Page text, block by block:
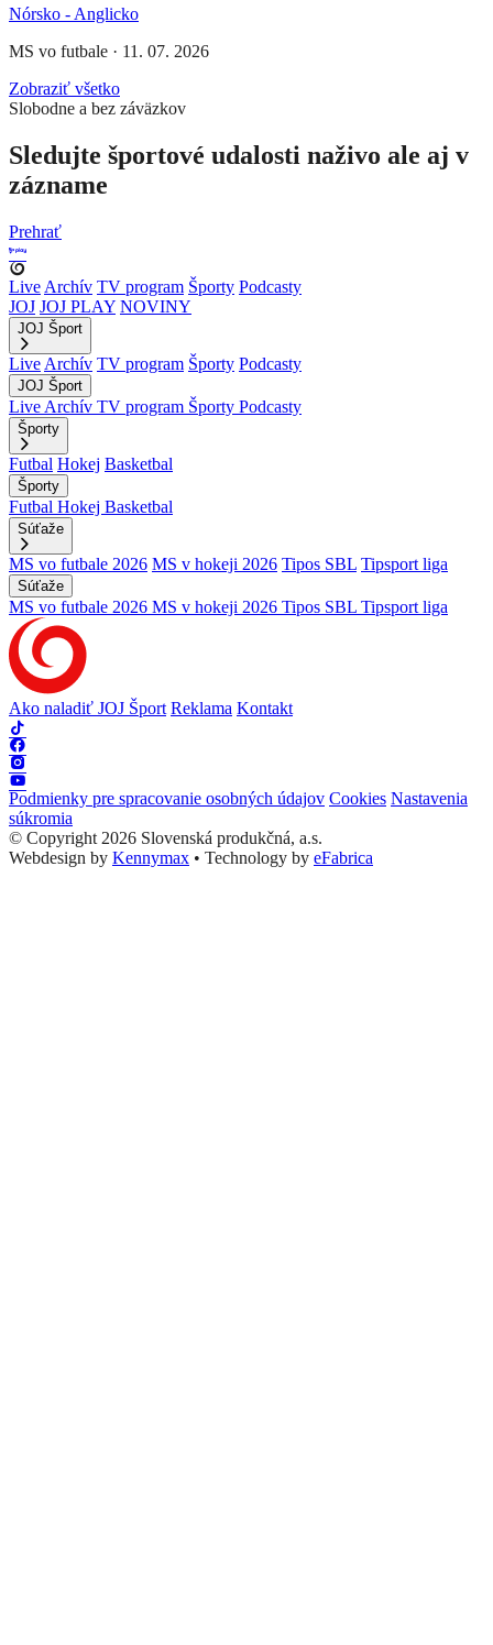
Nórsko - Anglicko
MS vo futbale · 11. 07. 2026
Zobraziť všetko
Slobodne a bez záväzkov
Sledujte športové udalosti naživo ale aj v
zázname
Prehrať
Live Archív TV program Športy Podcasty
JOJ JOJ PLAY NOVINY
JOJ Šport
Live Archív TV program Športy Podcasty
JOJ Šport
Live Archív TV program Športy Podcasty
Športy
Futbal Hokej Basketbal
Športy
Futbal Hokej Basketbal
Súťaže
MS vo futbale 2026 MS v hokeji 2026 Tipos SBL Tipsport liga
Súťaže
MS vo futbale 2026 MS v hokeji 2026 Tipos SBL Tipsport liga
Ako naladiť JOJ Šport Reklama Kontakt
Podmienky pre spracovanie osobných údajov Cookies Nastavenia
súkromia
© Copyright 2026 Slovenská produkčná, a.s.
Webdesign by Kennymax • Technology by eFabrica